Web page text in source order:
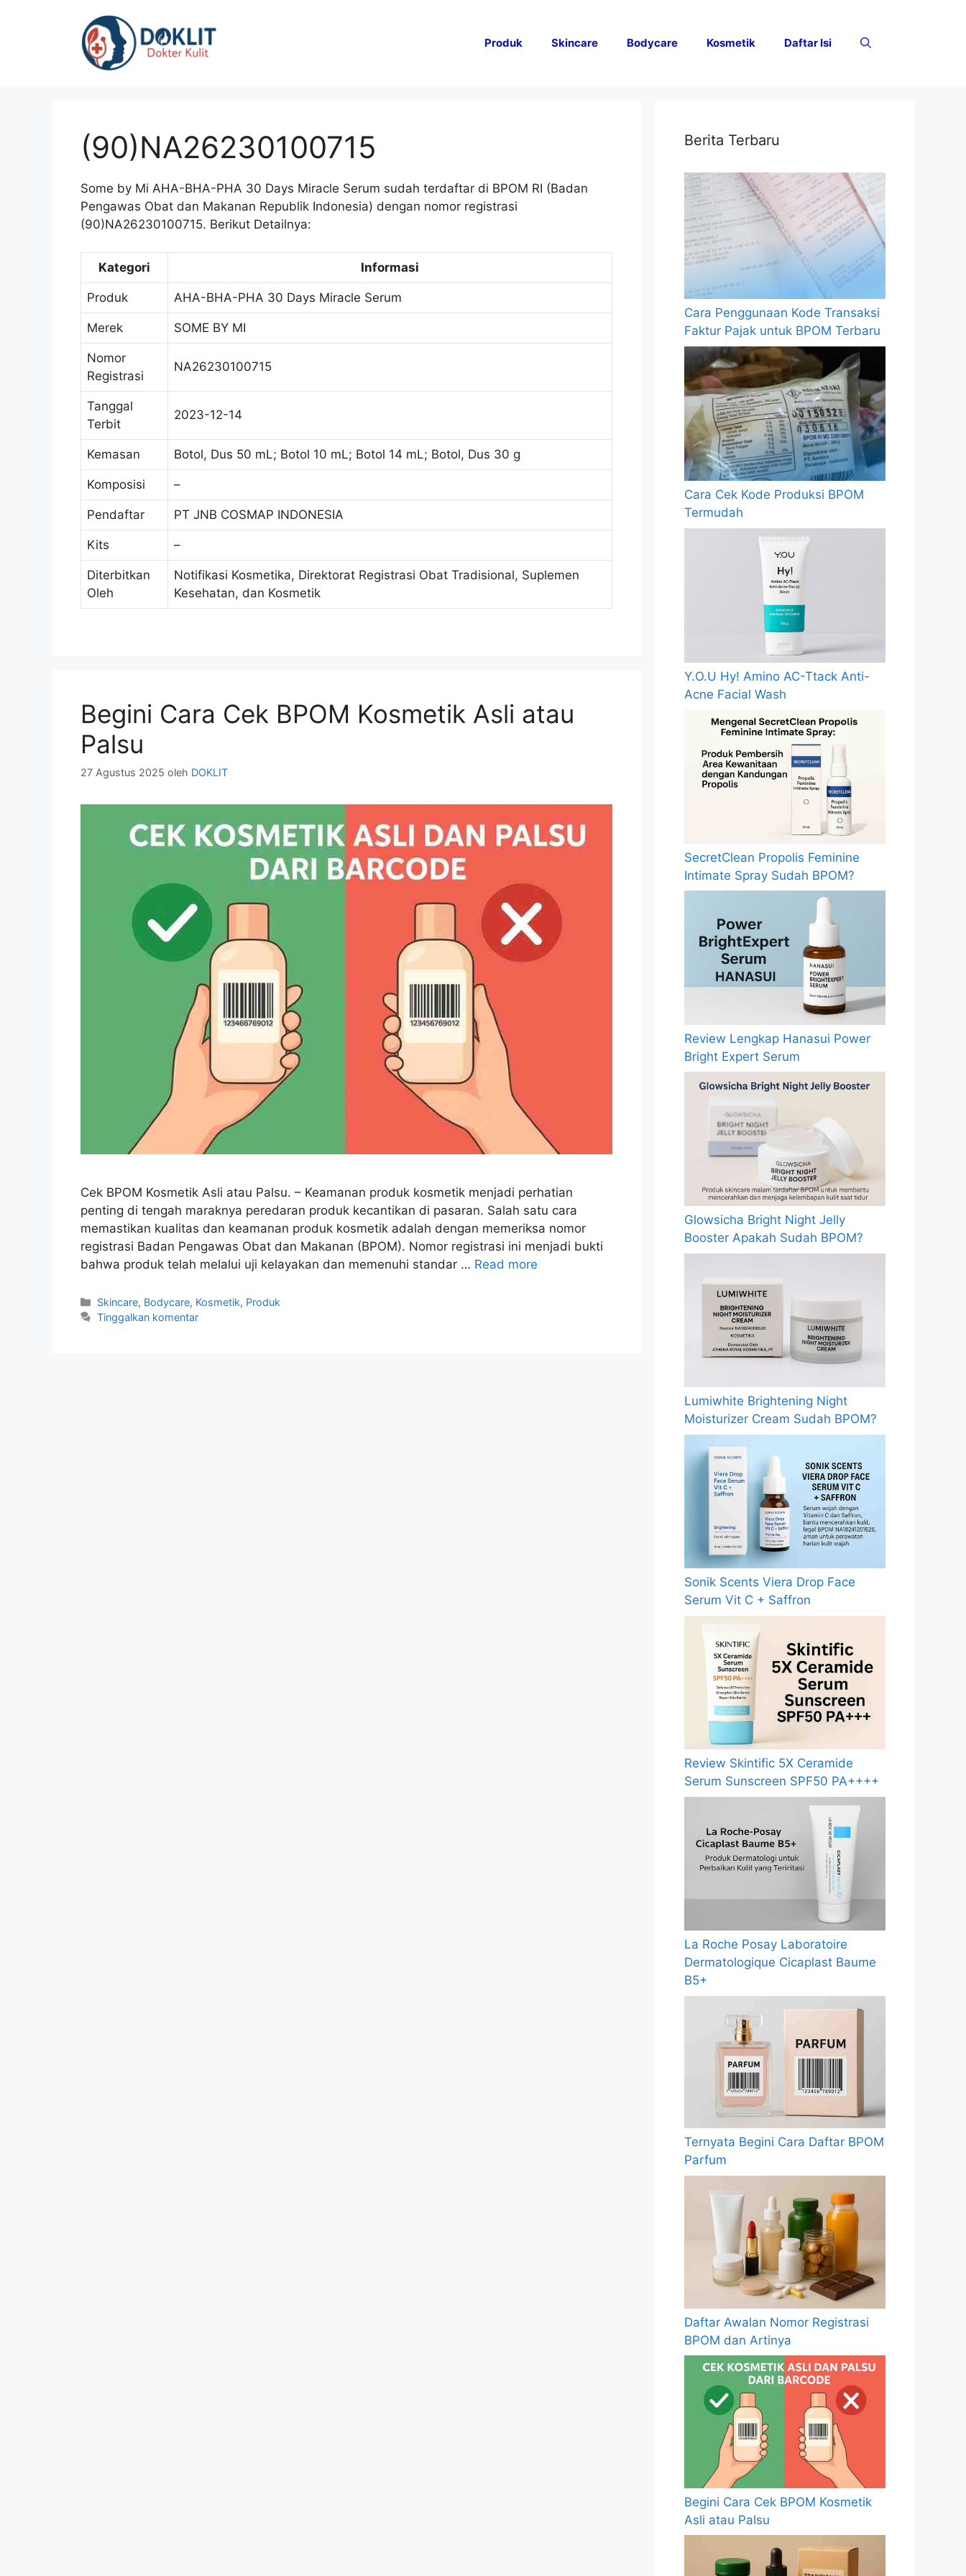
Produk Skincare Bodycare Kosmetik Daftar Isi
(90)NA26230100715
Some by Mi AHA-BHA-PHA 30 Days Miracle Serum sudah terdaftar di BPOM RI (Badan
Pengawas Obat dan Makanan Republik Indonesia) dengan nomor registrasi
(90)NA26230100715. Berikut Detailnya:
Kategori Informasi
Produk AHA-BHA-PHA 30 Days Miracle Serum
Merek SOME BY MI
Nomor
Registrasi
NA26230100715
Tanggal
Terbit
2023-12-14
Kemasan Botol, Dus 50 mL; Botol 10 mL; Botol 14 mL; Botol, Dus 30 g
Komposisi –
Pendaftar PT JNB COSMAP INDONESIA
Kits –
Diterbitkan
Oleh
Notifikasi Kosmetika, Direktorat Registrasi Obat Tradisional, Suplemen
Kesehatan, dan Kosmetik
Begini Cara Cek BPOM Kosmetik Asli atau
Palsu
27 Agustus 2025 oleh DOKLIT
Cek BPOM Kosmetik Asli atau Palsu. – Keamanan produk kosmetik menjadi perhatian
penting di tengah maraknya peredaran produk kecantikan di pasaran. Salah satu cara
memastikan kualitas dan keamanan produk kosmetik adalah dengan memeriksa nomor
registrasi Badan Pengawas Obat dan Makanan (BPOM). Nomor registrasi ini menjadi bukti
bahwa produk telah melalui uji kelayakan dan memenuhi standar … Read more
Kategori
Skincare, Bodycare, Kosmetik, Produk
Tinggalkan komentar
Berita Terbaru
Cara Penggunaan Kode Transaksi
Faktur Pajak untuk BPOM Terbaru
Cara Cek Kode Produksi BPOM
Termudah
Y.O.U Hy! Amino AC-Ttack Anti-
Acne Facial Wash
SecretClean Propolis Feminine
Intimate Spray Sudah BPOM?
Review Lengkap Hanasui Power
Bright Expert Serum
Glowsicha Bright Night Jelly
Booster Apakah Sudah BPOM?
Lumiwhite Brightening Night
Moisturizer Cream Sudah BPOM?
Sonik Scents Viera Drop Face
Serum Vit C + Saffron
Review Skintific 5X Ceramide
Serum Sunscreen SPF50 PA++++
La Roche Posay Laboratoire
Dermatologique Cicaplast Baume
B5+
Ternyata Begini Cara Daftar BPOM
Parfum
Daftar Awalan Nomor Registrasi
BPOM dan Artinya
Begini Cara Cek BPOM Kosmetik
Asli atau Palsu